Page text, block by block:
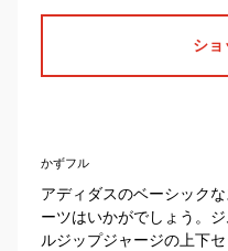
ショ
かずフル
アディダスのベーシック
ーツはいかがでしょう。
ルジップジャージの上下セ